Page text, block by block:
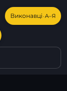
Виконавці·А–Я